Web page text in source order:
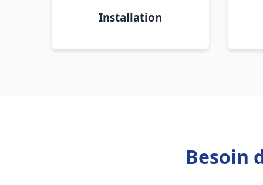
Installation
Besoin